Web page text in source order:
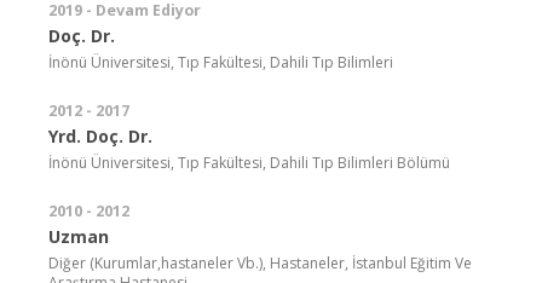
2019 - Devam Ediyor
Doç. Dr.
İnönü Üniversitesi, Tıp Fakültesi, Dahili Tıp Bilimleri
2012 - 2017
Yrd. Doç. Dr.
İnönü Üniversitesi, Tıp Fakültesi, Dahili Tıp Bilimleri Bölümü
2010 - 2012
Uzman
Diğer (Kurumlar,hastaneler Vb.), Hastaneler, İstanbul Eğitim Ve